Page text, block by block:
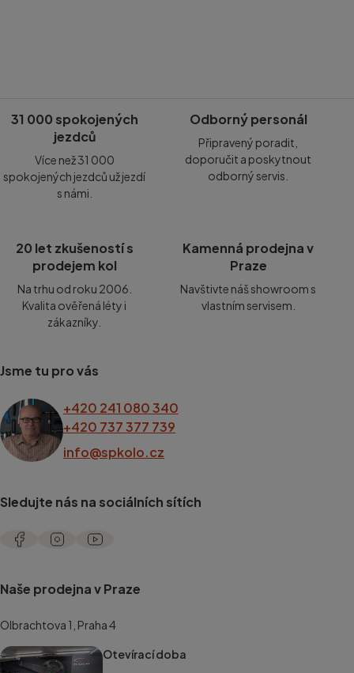
31 000 spokojených
jezdců
Více než 31 000
spokojených jezdců už jezdí
s námi.
Odborný personál
Připravený poradit,
doporučit a poskytnout
odborný servis.
20 let zkušeností s
prodejem kol
Na trhu od roku 2006.
Kvalita ověřená léty i
zákazníky.
Kamenná prodejna v
Praze
Navštivte náš showroom s
vlastním servisem.
Jsme tu pro vás
+420 241 080 340
+420 737 377 739
info@spkolo.cz
Sledujte nás na sociálních sítích
Naše prodejna v Praze
Olbrachtova 1, Praha 4
Otevírací doba